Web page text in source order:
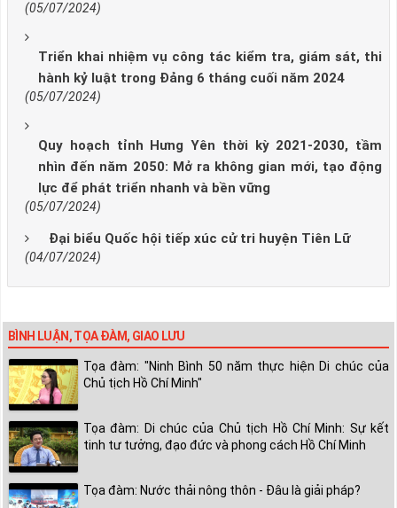
(05/07/2024)
Triển khai nhiệm vụ công tác kiểm tra, giám sát, thi
hành kỷ luật trong Đảng 6 tháng cuối năm 2024
(05/07/2024)
Quy hoạch tỉnh Hưng Yên thời kỳ 2021-2030, tầm
nhìn đến năm 2050: Mở ra không gian mới, tạo động
lực để phát triển nhanh và bền vững
(05/07/2024)
Đại biểu Quốc hội tiếp xúc cử tri huyện Tiên Lữ
(04/07/2024)
BÌNH LUẬN, TỌA ĐÀM, GIAO LƯU
Tọa đàm: "Ninh Bình 50 năm thực hiện Di chúc của
Chủ tịch Hồ Chí Minh"
Tọa đàm: Di chúc của Chủ tịch Hồ Chí Minh: Sự kết
tinh tư tưởng, đạo đức và phong cách Hồ Chí Minh
Tọa đàm: Nước thải nông thôn - Đâu là giải pháp?